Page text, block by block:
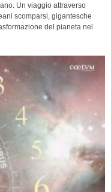
Un viaggio attraverso
scomparsi, gigantesche
del pianeta nel